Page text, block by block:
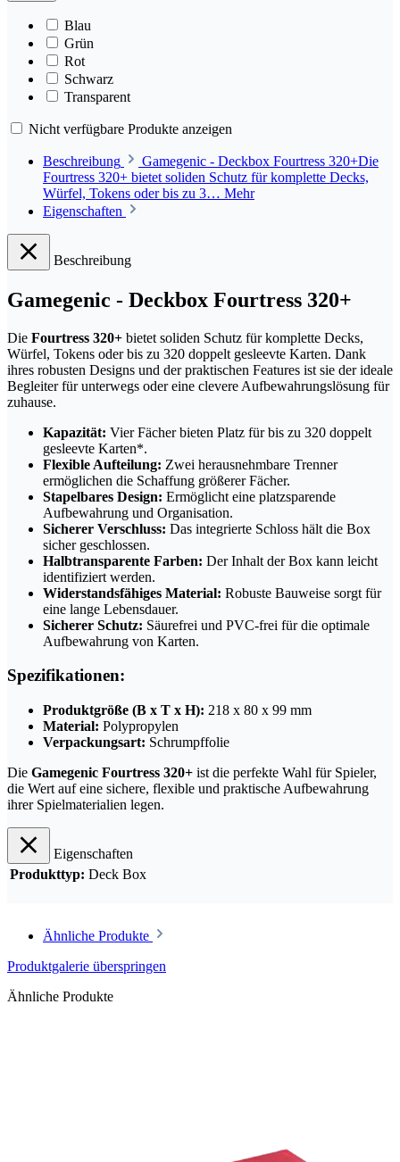
Blau
Grün
Rot
Schwarz
Transparent
Nicht verfügbare Produkte anzeigen
Beschreibung
Gamegenic - Deckbox Fourtress 320+Die
Fourtress 320+ bietet soliden Schutz für komplette Decks,
Würfel, Tokens oder bis zu 3… Mehr
Eigenschaften
Beschreibung
Gamegenic - Deckbox Fourtress 320+
Die Fourtress 320+ bietet soliden Schutz für komplette Decks,
Würfel, Tokens oder bis zu 320 doppelt gesleevte Karten. Dank
ihres robusten Designs und der praktischen Features ist sie der ideale
Begleiter für unterwegs oder eine clevere Aufbewahrungslösung für
zuhause.
Kapazität: Vier Fächer bieten Platz für bis zu 320 doppelt
gesleevte Karten*.
Flexible Aufteilung: Zwei herausnehmbare Trenner
ermöglichen die Schaffung größerer Fächer.
Stapelbares Design: Ermöglicht eine platzsparende
Aufbewahrung und Organisation.
Sicherer Verschluss: Das integrierte Schloss hält die Box
sicher geschlossen.
Halbtransparente Farben: Der Inhalt der Box kann leicht
identifiziert werden.
Widerstandsfähiges Material: Robuste Bauweise sorgt für
eine lange Lebensdauer.
Sicherer Schutz: Säurefrei und PVC-frei für die optimale
Aufbewahrung von Karten.
Spezifikationen:
Produktgröße (B x T x H): 218 x 80 x 99 mm
Material: Polypropylen
Verpackungsart: Schrumpffolie
Die Gamegenic Fourtress 320+ ist die perfekte Wahl für Spieler,
die Wert auf eine sichere, flexible und praktische Aufbewahrung
ihrer Spielmaterialien legen.
Eigenschaften
Produkttyp: Deck Box
Ähnliche Produkte
Produktgalerie überspringen
Ähnliche Produkte